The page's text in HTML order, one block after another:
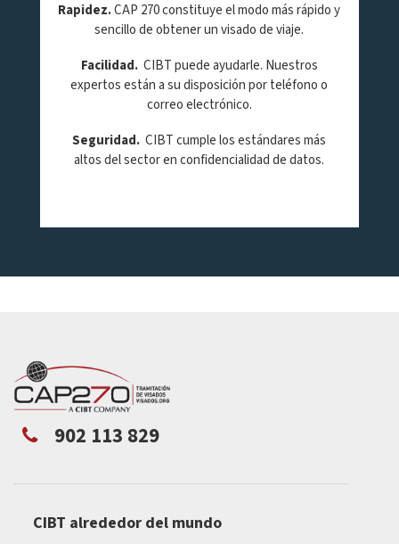
Rapidez.CAP 270 constituye el modo más rápido y
sencillo de obtener un visado de viaje.
Facilidad.CIBT puede ayudarle. Nuestros
expertos están a su disposición por teléfono o
correo electrónico.
Seguridad. CIBT cumple los estándares más
altos del sector en confidencialidad de datos.
902 113 829
CIBT alrededor del mundo